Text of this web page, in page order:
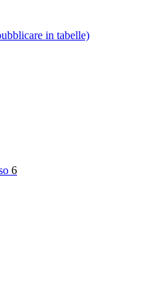
in tabelle)
6